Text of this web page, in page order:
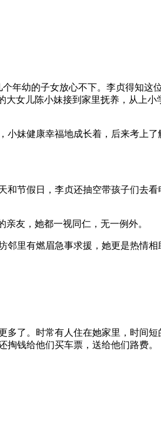
年幼的子女放心不下。李贞得知这
女儿陈小妹接到家里抚养，从上小
妹健康幸福地成长着，后来考上了
和节假日，李贞还抽空带孩子们去看
友，她都一视同仁，无一例外。
里有燃眉急事求援，她更是热情相
多了。时常有人住在她家里，时间短
钱给他们买车票，送给他们路费。